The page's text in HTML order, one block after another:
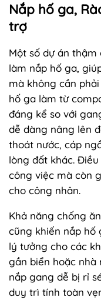
Nắp hố ga,
trợ
Một số dự án
làm nắp hố ga,
mà không cần
hố ga làm từ
đáng kể so với
dễ dàng nâng lên
thoát nước, cáp
lòng đất khác.
công việc mà còn
cho công nhân.
Khả năng chống
cũng khiến nắp hố
lý tưởng cho các
gần biển hoặc nhà
nắp gang dễ bị rỉ
duy trì tính toàn